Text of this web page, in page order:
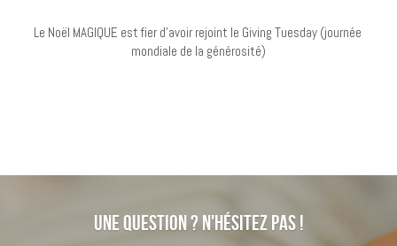
Le Noël MAGIQUE est fier d'avoir rejoint le Giving Tuesday (journée
mondiale de la générosité)
Une question ? N'hésitez pas !